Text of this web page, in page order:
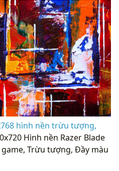
hình nền trừu tượng,
Hình nền Razer Blade
Trừu tượng, Đầy màu